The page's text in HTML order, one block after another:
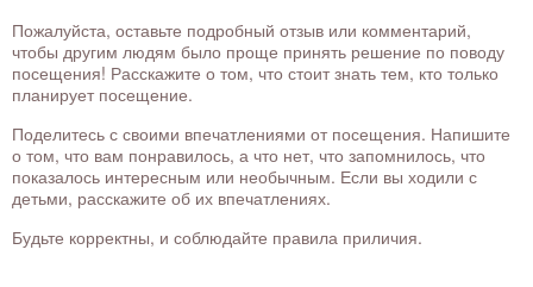
Пожалуйста, оставьте подробный отзыв или комментарий,
чтобы другим людям было проще принять решение по поводу
посещения! Расскажите о том, что стоит знать тем, кто только
планирует посещение.
Поделитесь с своими впечатлениями от посещения. Напишите
о том, что вам понравилось, а что нет, что запомнилось, что
показалось интересным или необычным. Если вы ходили с
детьми, расскажите об их впечатлениях.
Будьте корректны, и соблюдайте правила приличия.